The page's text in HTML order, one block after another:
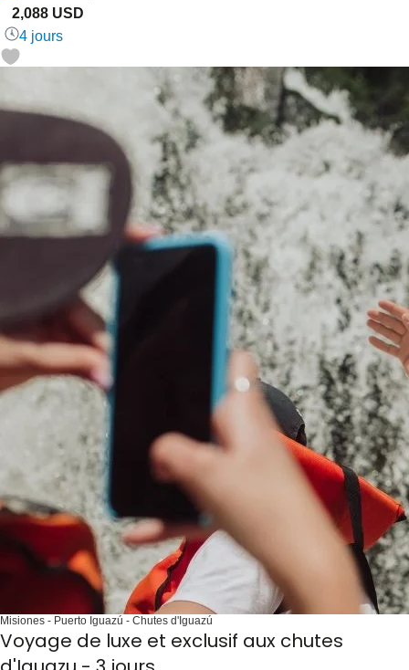
2,088 USD
4 jours
Misiones - Puerto Iguazú - Chutes d'Iguazú
Voyage de luxe et exclusif aux chutes